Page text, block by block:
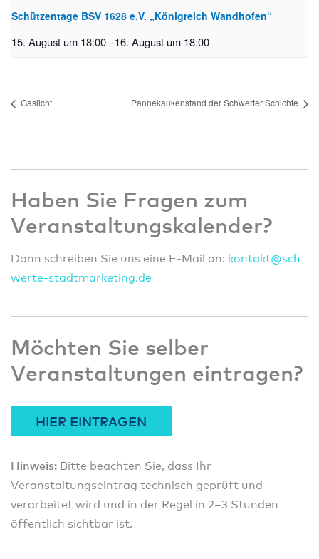
Schützentage BSV 1628 e.V. „Königreich Wandhofen“
15. August um 18:00–16. August um 18:00
Gaslicht Pannekaukenstand der Schwerter Schichte
Haben Sie Fragen zum
Veranstaltungskalender?
Dann schreiben Sie uns eine E-Mail an: kontakt@sch
werte-stadtmarketing.de
Möchten Sie selber
Veranstaltungen eintragen?
HIER EINTRAGEN
Hinweis: Bitte beachten Sie, dass Ihr
Veranstaltungseintrag technisch geprüft und
verarbeitet wird und in der Regel in 2–3 Stunden
öffentlich sichtbar ist.